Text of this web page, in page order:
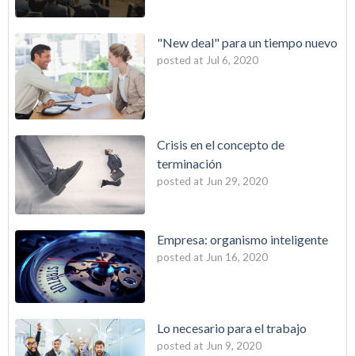
"New deal" para un tiempo nuevo
posted at Jul 6, 2020
Crisis en el concepto de
terminación
posted at Jun 29, 2020
Empresa: organismo inteligente
posted at Jun 16, 2020
Lo necesario para el trabajo
posted at Jun 9, 2020